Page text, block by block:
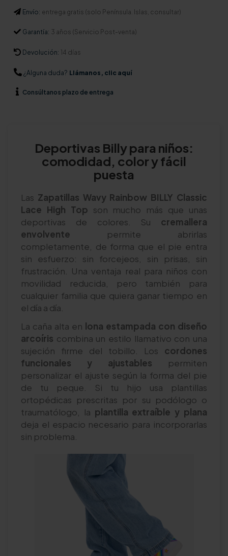
Envío: entrega gratis (solo Península. Islas, consultar)
Garantía: 3 años (Servicio Post-venta)
Devolución: 14 días
¿Alguna duda? Llámanos, clic aquí
Consúltanos plazo de entrega
Deportivas Billy para niños:
comodidad, color y fácil
puesta
Las Zapatillas Wavy Rainbow BILLY Classic
Lace High Top son mucho más que unas
deportivas de colores. Su cremallera
envolvente permite abrirlas
completamente, de forma que el pie entra
sin esfuerzo: sin forcejeos, sin prisas, sin
frustración. Una ventaja real para niños con
movilidad reducida, pero también para
cualquier familia que quiera ganar tiempo en
el día a día.
La caña alta en lona estampada con diseño
arcoíris combina un estilo llamativo con una
sujeción firme del tobillo. Los cordones
funcionales y ajustables permiten
personalizar el ajuste según la forma del pie
de tu peque. Si tu hijo usa plantillas
ortopédicas prescritas por su podólogo o
traumatólogo, la plantilla extraíble y plana
deja el espacio necesario para incorporarlas
sin problema.